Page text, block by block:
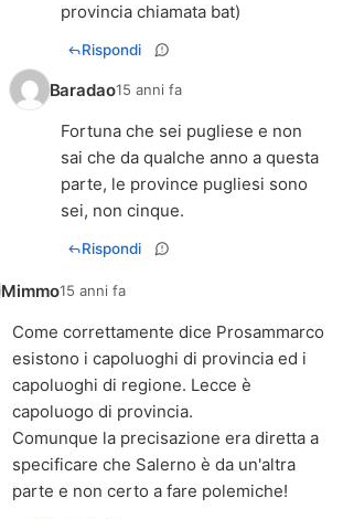
provincia chiamata bat)
Rispondi
Baradao15 anni fa
Fortuna che sei pugliese e non
sai che da qualche anno a questa
parte, le province pugliesi sono
sei, non cinque.
Rispondi
Mimmo15 anni fa
Come correttamente dice Prosammarco
esistono i capoluoghi di provincia ed i
capoluoghi di regione. Lecce è
capoluogo di provincia.
Comunque la precisazione era diretta a
specificare che Salerno è da un'altra
parte e non certo a fare polemiche!